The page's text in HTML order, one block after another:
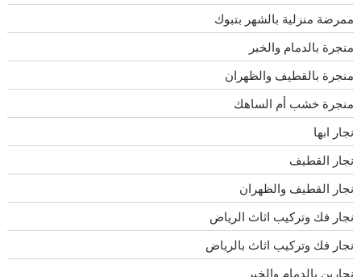
ممرضة منزلية بالشهر بتبوك
منجرة بالدمام والخبر
منجرة بالقطيف والظهران
منجرة خشب أم الساهك
نجار ابها
نجار القطيف
نجار القطيف والظهران
نجار فك وتركيب اثاث الرياض
نجار فك وتركيب اثاث بالرياض
نجارين بالدمام والخبر